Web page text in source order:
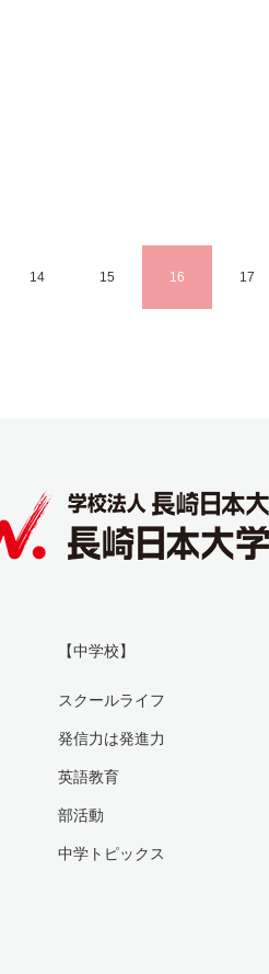
14 15 16 17
【中学校】
スクールライフ
発信力は発進力
英語教育
部活動
中学トピックス